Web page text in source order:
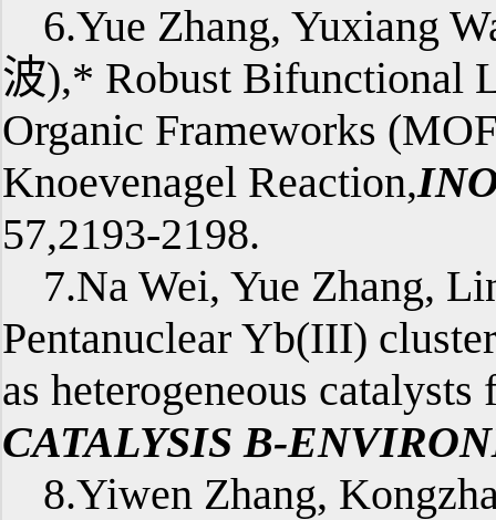
6.Yue Zhang, Yuxiang
波),* Robust Bifunctional
Organic Frameworks
Knoevenagel Reaction,
57,2193-2198.
7.Na Wei, Yue Zhang,
Pentanuclear Yb(III)
as heterogeneous
CATALYSIS B-
8.Yiwen Zhang,